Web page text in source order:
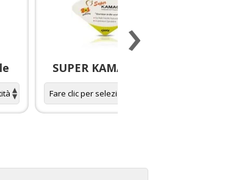
SUPER KAMAGRA pillole
›